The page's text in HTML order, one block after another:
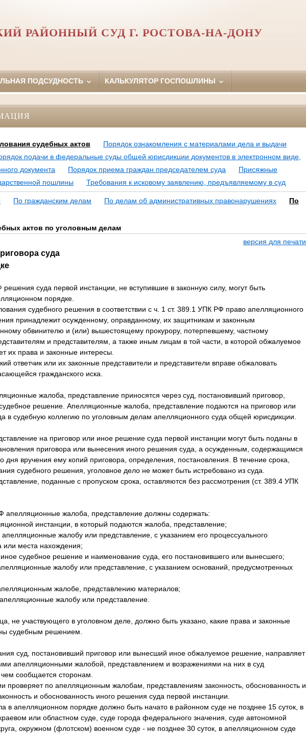
РАЙОННЫЙ СУД Г. РОСТОВА-НА-ДОНУ
ПОДСУДНОСТЬ КАЛЬКУЛЯТОР ГОСПОШЛИНЫ
судебных актов
Порядок ознакомления с материалами дела и выдачи
подачи в федеральные суды общей юрисдикции документов в электронном виде,
документа
Порядок приема граждан председателем суда
Присяжные
пошлины Требования к исковому заявлению, предъявляемому в суд
По гражданским делам По делам об административных правонарушениях
По
актов по уголовным делам
версия для печати
суда
суда первой инстанции, не вступившие в законную силу, могут быть
порядке.
судебного решения в соответствии с ч. 1 ст. 389.1 УПК РФ право апелляционного
принадлежит осужденному, оправданному, их защитникам и законным
обвинителю и (или) вышестоящему прокурору, потерпевшему, частному
и представителям, а также иным лицам в той части, в которой обжалуемое
их права и законные интересы.
ответчик или их законные представители и представители вправе обжаловать
гражданского иска.
жалоба, представление приносятся через суд, постановивший приговор,
решение. Апелляционные жалоба, представление подаются на приговор или
в судебную коллегию по уголовным делам апелляционного суда общей юрисдикции.
на приговор или иное решение суда первой инстанции могут быть поданы в
приговора или вынесения иного решения суда, а осужденным, содержащимся
дня вручения ему копий приговора, определения, постановления. В течение срока,
судебного решения, уголовное дело не может быть истребовано из суда.
поданные с пропуском срока, оставляются без рассмотрения (ст. 389.4 УПК
апелляционные жалоба, представление должны содержать:
инстанции, в который подаются жалоба, представление;
жалобу или представление, с указанием его процессуального
или места нахождения;
судебное решение и наименование суда, его постановившего или вынесшего;
жалобу или представление, с указанием оснований, предусмотренных
жалобе, представлению материалов;
жалобу или представление.
не участвующего в уголовном деле, должно быть указано, какие права и законные
судебным решением.
суд, постановивший приговор или вынесший иное обжалуемое решение, направляет
апелляционными жалобой, представлением и возражениями на них в суд
сообщается сторонам.
проверяет по апелляционным жалобам, представлениям законность, обоснованность и
и обоснованность иного решения суда первой инстанции.
в апелляционном порядке должно быть начато в районном суде не позднее 15 суток, в
или областном суде, суде города федерального значения, суде автономной
окружном (флотском) военном суде - не позднее 30 суток, в апелляционном суде